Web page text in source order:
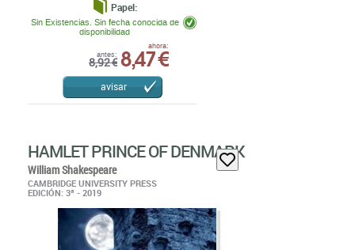
Papel:
antes:
8,92 €
ahora:
8,47 €
Sin Existencias. Sin fecha conocida de
disponibilidad
avisar
HAMLET PRINCE OF DENMARK
William Shakespeare
CAMBRIDGE UNIVERSITY PRESS
EDICIÓN: 3ª - 2019